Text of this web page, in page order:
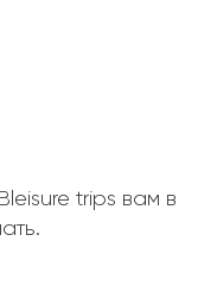
trips вам в